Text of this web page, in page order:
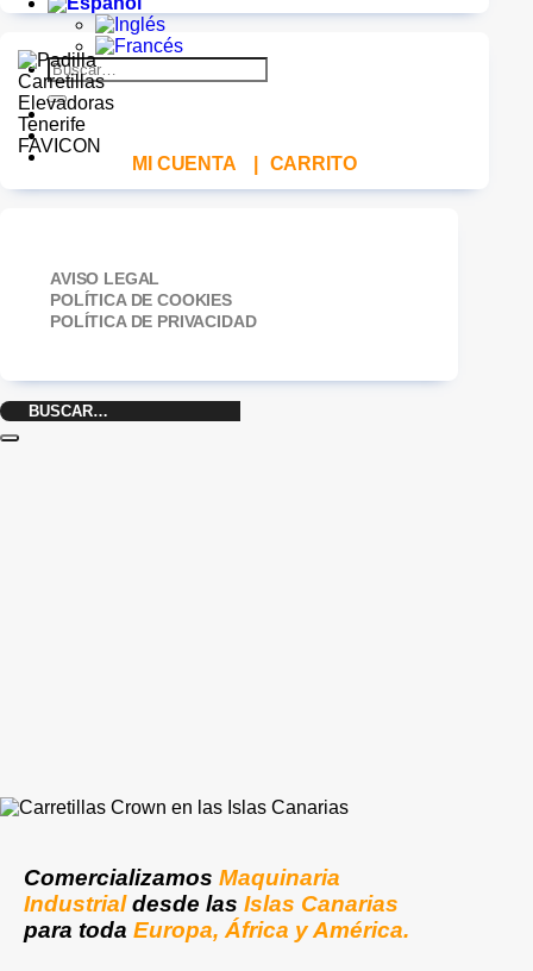
Buscar
por:
MI CUENTA CARRITO
AVISO LEGAL
POLÍTICA DE COOKIES
POLÍTICA DE PRIVACIDAD
Buscar
por:
Comercializamos Maquinaria
Industrialdesde las Islas Canarias
para toda Europa, África y América.